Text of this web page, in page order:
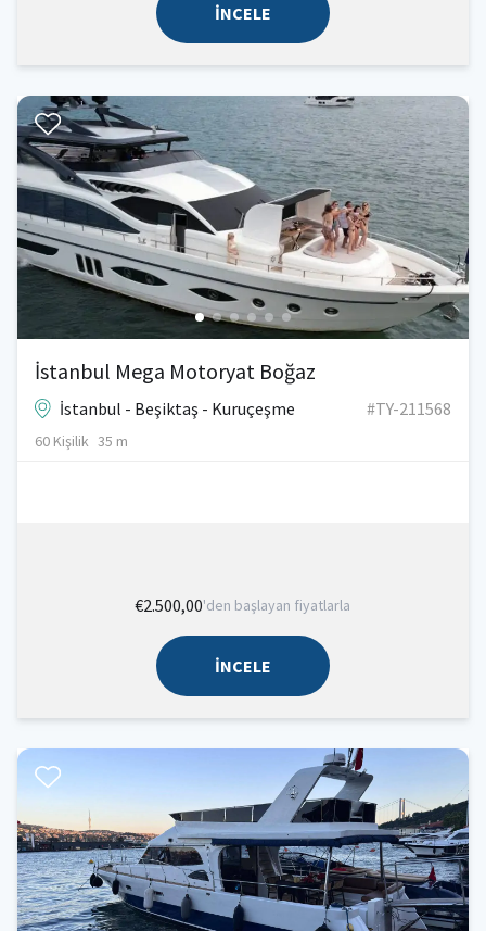
İNCELE
İstanbul Mega Motoryat Boğaz
İstanbul - Beşiktaş - Kuruçeşme #TY-211568
60 Kişilik 35 m
€2.500,00'den başlayan fiyatlarla
İNCELE